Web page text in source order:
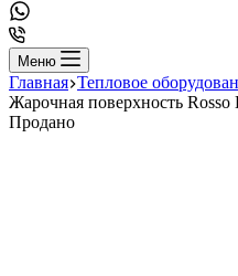
Меню
Главная Тепловое
Жарочная поверхность
Продано